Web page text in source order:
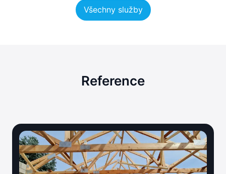
Všechny služby
Reference